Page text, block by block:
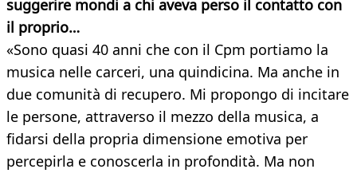
suggerire mondi a chi aveva perso il contatto con
il proprio…
«Sono quasi 40 anni che con il Cpm portiamo la
musica nelle carceri, una quindicina. Ma anche in
due comunità di recupero. Mi propongo di incitare
le persone, attraverso il mezzo della musica, a
fidarsi della propria dimensione emotiva per
percepirla e conoscerla in profondità. Ma non